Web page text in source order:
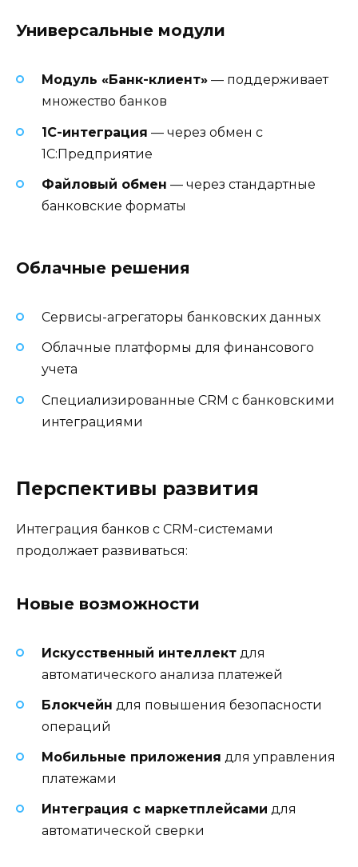
Универсальные модули
Модуль «Банк-клиент» — поддерживает
множество банков
1C-интеграция — через обмен с
1С:Предприятие
Файловый обмен — через стандартные
банковские форматы
Облачные решения
Сервисы-агрегаторы банковских данных
Облачные платформы для финансового
учета
Специализированные CRM с банковскими
интеграциями
Перспективы развития
Интеграция банков с CRM-системами
продолжает развиваться:
Новые возможности
Искусственный интеллект для
автоматического анализа платежей
Блокчейн для повышения безопасности
операций
Мобильные приложения для управления
платежами
Интеграция с маркетплейсами для
автоматической сверки